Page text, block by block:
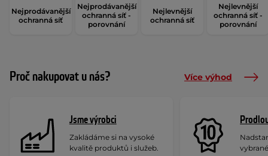
Nejprodávanější
ochranná síť
Nejprodávanější
ochranná síť -
porovnání
Nejlevnější
ochranná síť
Nejlevnější
ochranná síť -
porovnání
Proč nakupovat u nás? Více výhod
Jsme výrobci
Zakládáme si na vysoké
kvalitě produktů i služeb.